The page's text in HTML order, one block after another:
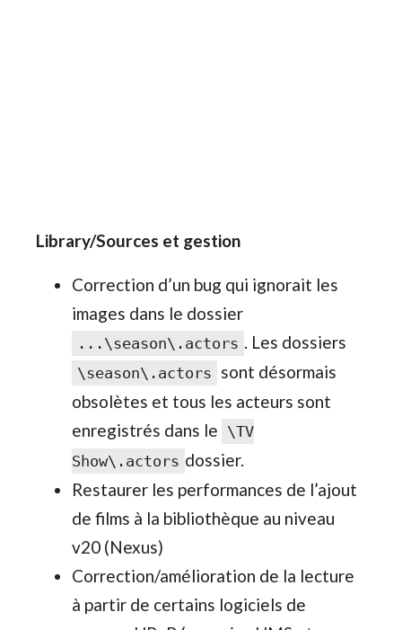
Library/Sources et gestion
Correction d’un bug qui ignorait les
images dans le dossier
...\season\.actors . Les dossiers
\season\.actors sont désormais
obsolètes et tous les acteurs sont
enregistrés dans le \TV
Show\.actors dossier.
Restaurer les performances de l’ajout
de films à la bibliothèque au niveau
v20 (Nexus)
Correction/amélioration de la lecture
à partir de certains logiciels de